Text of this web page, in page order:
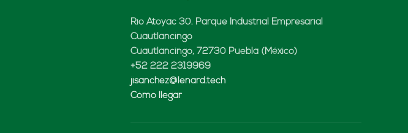
Rio Atoyac 30. Parque Industrial Empresarial
Cuautlancingo
Cuautlancingo, 72730 Puebla (México)
+52 222 2319969
jisanchez@lenard.tech
Cómo llegar